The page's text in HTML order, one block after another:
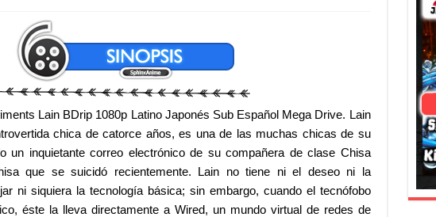
Lain BDrip 1080p Latino Japonés Sub Español Mega Drive. Lain
chica de catorce años, es una de las muchas chicas de su
un inquietante correo electrónico de su compañera de clase Chisa
que se suicidó recientemente. Lain no tiene ni el deseo ni la
ni siquiera la tecnología básica; sin embargo, cuando el tecnófobo
éste la lleva directamente a Wired, un mundo virtual de redes de